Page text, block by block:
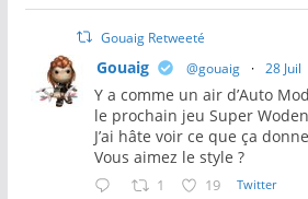
Gouaig Retweeté
Gouaig @gouaig · 28 Juil
Y a comme un air d’Auto
le prochain jeu Super Woden
J’ai hâte voir ce que ça
Vous aimez le style ?
1 19 Twitter